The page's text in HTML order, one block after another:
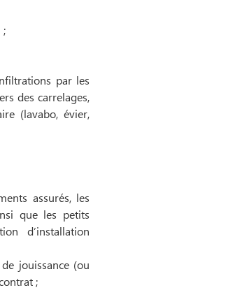
;
par les
des carrelages,
(lavabo, évier,
assurés, les
que les petits
d’installation
jouissance (ou
;